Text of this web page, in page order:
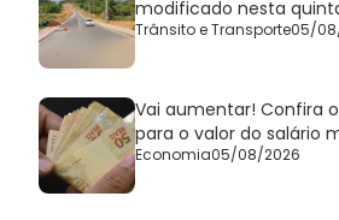
modificado nesta
Trânsito e Transporte05/
Vai aumentar! Confira
para o valor do salário
Economia05/08/2026